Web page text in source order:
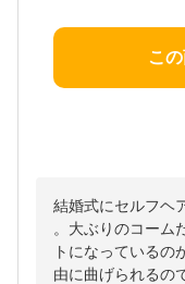
こ
結婚式にセルフヘ
。大ぶりのコーム
トになっているの
由に曲げられるの